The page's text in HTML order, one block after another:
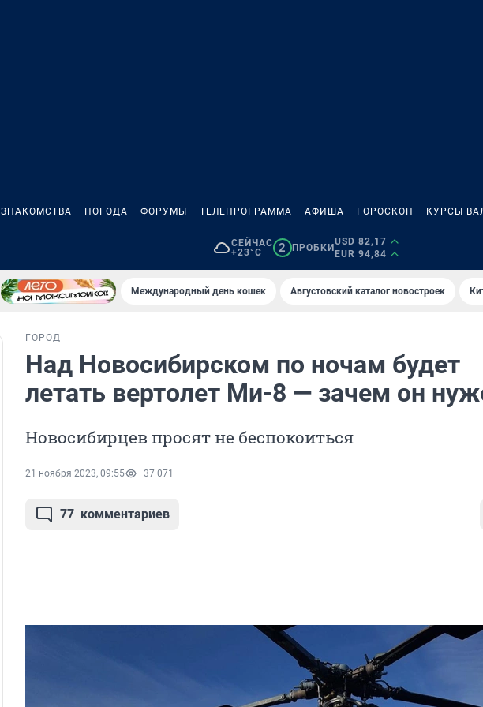
ЗНАКОМСТВА ПОГОДА ФОРУМЫ ТЕЛЕПРОГРАММА АФИША ГОРОСКОП КУРСЫ
СЕЙЧАС
+23°C
2 ПРОБКИ
USD 82,17
EUR 94,84
Международный день кошек Августовский каталог новостроек
ГОРОД
Над Новосибирском по ночам будет
летать вертолет Ми-8 — зачем он
Новосибирцев просят не беспокоиться
21 ноября 2023, 09:55 37 071
77 комментариев